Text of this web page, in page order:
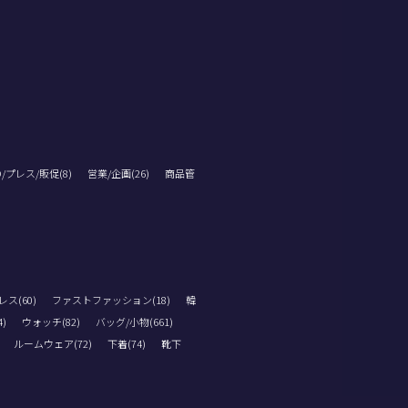
プレス/販促(8) 営業/企画(26) 商品管
ス(60) ファストファッション(18)
韓
ウォッチ(82)
バッグ/小物(661)
ルームウェア(72)
下着(74) 靴下